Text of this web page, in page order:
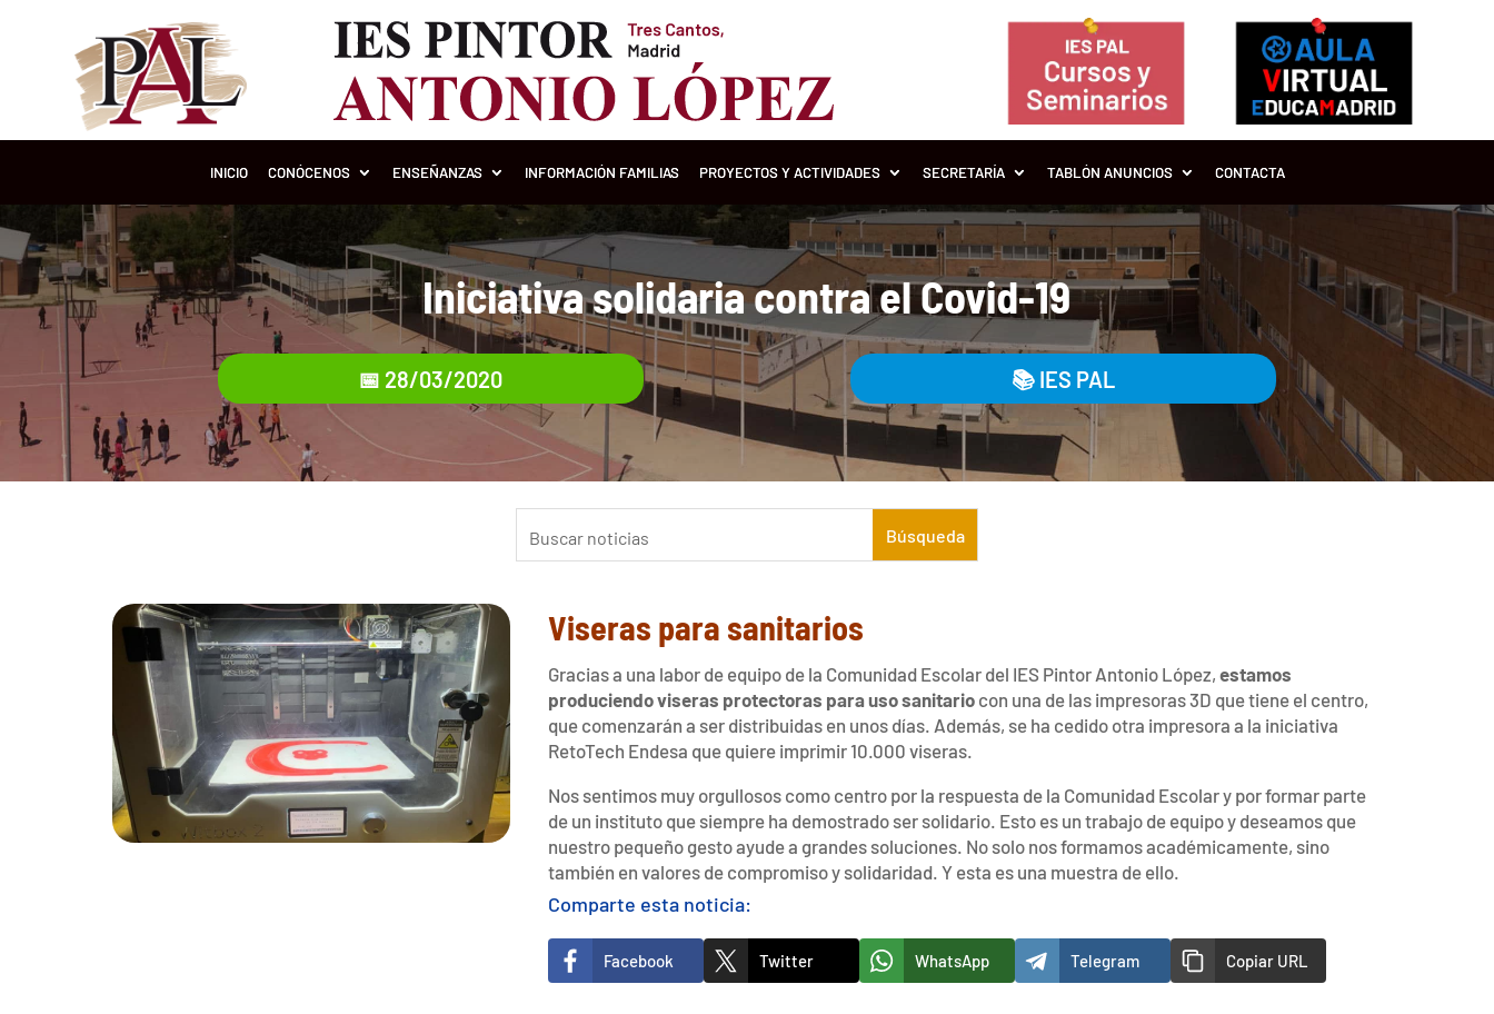
INICIO CONÓCENOS ENSEÑANZAS INFORMACIÓN FAMILIAS PROYECTOS Y ACTIVIDADES SECRETARÍA TABLÓN ANUNCIOS CONTACTA
Iniciativa solidaria contra el Covid-19
📅 28/03/2020 📚 IES PAL
Viseras para sanitarios
Gracias a una labor de equipo de la Comunidad Escolar del IES Pintor Antonio López, estamos
produciendo viseras protectoras para uso sanitario con una de las impresoras 3D que tiene el centro,
que comenzarán a ser distribuidas en unos días. Además, se ha cedido otra impresora a la iniciativa
RetoTech Endesa que quiere imprimir 10.000 viseras.
Nos sentimos muy orgullosos como centro por la respuesta de la Comunidad Escolar y por formar parte
de un instituto que siempre ha demostrado ser solidario. Esto es un trabajo de equipo y deseamos que
nuestro pequeño gesto ayude a grandes soluciones. No solo nos formamos académicamente, sino
también en valores de compromiso y solidaridad. Y esta es una muestra de ello.
Comparte esta noticia:
Facebook Twitter WhatsApp Telegram Copiar URL